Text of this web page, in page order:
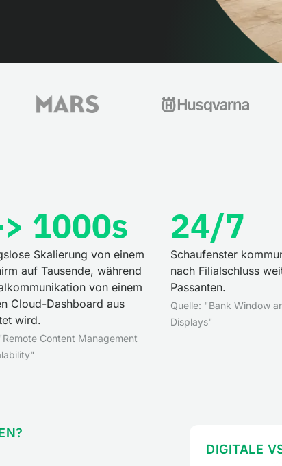
1000s
Skalierung von einem
auf Tausende, während
von einem
Cloud-Dashboard aus
wird.
Content Management
24/7
Schaufenster
nach Filialschluss
Passanten.
Quelle: "Bank Window
Displays"
DIGITALE